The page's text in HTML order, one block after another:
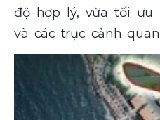
độ hợp lý, vừa tối ưu
và các trục cảnh